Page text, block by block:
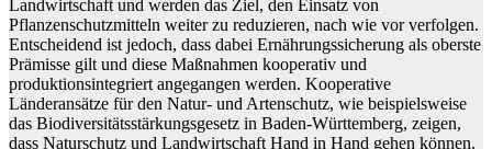
Landwirtschaft und werden das Ziel, den Einsatz von
Pflanzenschutzmitteln weiter zu reduzieren, nach wie vor verfolgen.
Entscheidend ist jedoch, dass dabei Ernährungssicherung als oberste
Prämisse gilt und diese Maßnahmen kooperativ und
produktionsintegriert angegangen werden. Kooperative
Länderansätze für den Natur- und Artenschutz, wie beispielsweise
das Biodiversitätsstärkungsgesetz in Baden-Württemberg, zeigen,
dass Naturschutz und Landwirtschaft Hand in Hand gehen können.